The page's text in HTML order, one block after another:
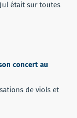
était sur toutes
concert au
de viols et